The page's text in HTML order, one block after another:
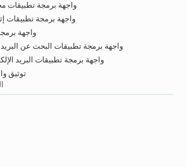
واجهة برمجة تطبيقات
واجهة برمجة تطبيقات
واجهة
واجهة برمجة تطبيقات البحث عن البريد
واجهة برمجة تطبيقات البريد
توثيق